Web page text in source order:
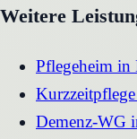
Weitere
Pflegeheim in
Kurzzeitpflege
Demenz-WG